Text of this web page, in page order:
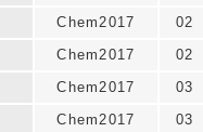
Chem2017 02
Chem2017 02
Chem2017 03
Chem2017 03